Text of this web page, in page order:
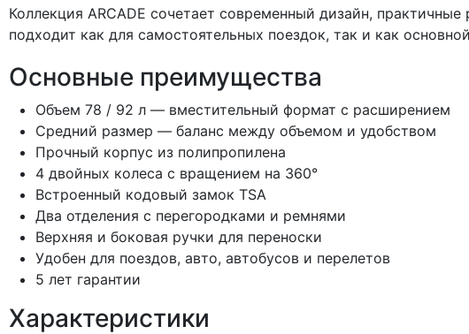
Коллекция ARCADE сочетает современный дизайн,
подходит как для самостоятельных поездок, так и как
Основные преимущества
Объем 78 / 92 л — вместительный формат с расширением
Средний размер — баланс между объемом и удобством
Прочный корпус из полипропилена
4 двойных колеса с вращением на 360°
Встроенный кодовый замок TSA
Два отделения с перегородками и ремнями
Верхняя и боковая ручки для переноски
Удобен для поездов, авто, автобусов и перелетов
5 лет гарантии
Характеристики